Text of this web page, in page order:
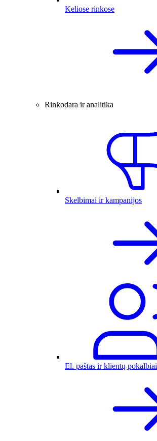
Keliose rinkose
Rinkodara ir analitika
Skelbimai ir kampanijos
El. paštas ir klientų pokalbiai